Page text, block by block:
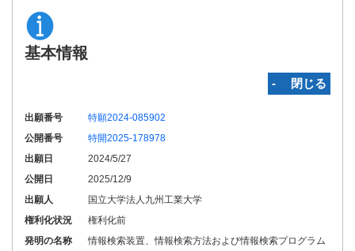
基本情報
‐ 閉じる
出願番号
特願2024-085902
公開番号
特開2025-178978
出願日
2024/5/27
公開日
2025/12/9
出願人
国立大学法人九州工業大学
権利化状況
権利化前
発明の名称
情報検索装置、情報検索方法および情報検索プログラム